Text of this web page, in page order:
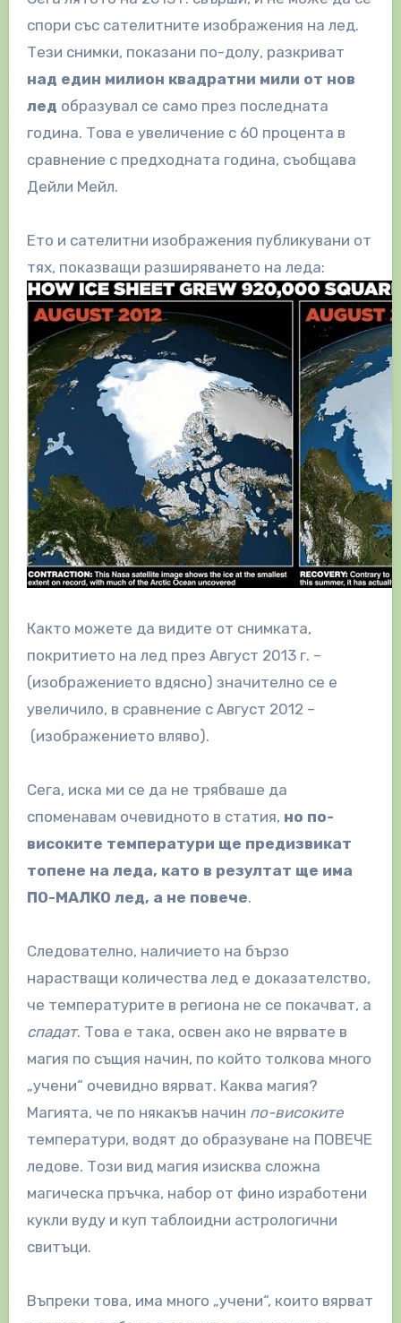
спори със сателитните изображения на лед.
Тези снимки, показани по-долу, разкриват
над един милион квадратни мили от нов
лед образувал се само през последната
година. Това е увеличение с 60 процента в
сравнение с предходната година, съобщава
Дейли Мейл.
Ето и сателитни изображения публикувани от
тях, показващи разширяването на леда:
Както можете да видите от снимката,
покритието на лед през Август 2013 г. –
(изображението вдясно) значително се е
увеличило, в сравнение с Август 2012 –
(изображението вляво).
Сега, иска ми се да не трябваше да
споменавам очевидното в статия, но по-
високите температури ще предизвикат
топене на леда, като в резултат ще има
ПО-МАЛКО лед, а не повече.
Следователно, наличието на бързо
нарастващи количества лед е доказателство,
че температурите в региона не се покачват, а
спадат. Това е така, освен ако не вярвате в
магия по същия начин, по който толкова много
„​​учени“ очевидно вярват. Каква магия?
Магията, че по някакъв начин по-високите
температури, водят до образуване на ПОВЕЧЕ
ледове. Този вид магия изисква сложна
магическа пръчка, набор от фино изработени
кукли вуду и куп таблоидни астрологични
свитъци.
Въпреки това, има много „​​учени“, които вярват